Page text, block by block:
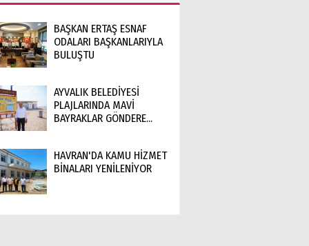
BAŞKAN ERTAŞ ESNAF
ODALARI BAŞKANLARIYLA
BULUŞTU
AYVALIK BELEDİYESİ
PLAJLARINDA MAVİ
BAYRAKLAR GÖNDERE...
HAVRAN'DA KAMU HİZMET
BİNALARI YENİLENİYOR